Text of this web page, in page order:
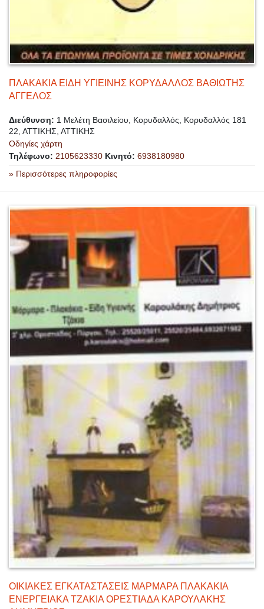
ΠΛΑΚΑΚΙΑ ΕΙΔΗ ΥΓΙΕΙΝΗΣ ΚΟΡΥΔΑΛΛΟΣ ΒΑΘΙΩΤΗΣ
ΑΓΓΕΛΟΣ
Διεύθυνση: 1 Μελέτη Βασιλείου, Κορυδαλλός, Κορυδαλλός 181
22, ΑΤΤΙΚΗΣ, ΑΤΤΙΚΗΣ
Οδηγίες χάρτη
Τηλέφωνο: 2105623330 Κινητό: 6938180980
» Περισσότερες πληροφορίες
ΟΙΚΙΑΚΕΣ ΕΓΚΑΤΑΣΤΑΣΕΙΣ ΜΑΡΜΑΡΑ ΠΛΑΚΑΚΙΑ
ΕΝΕΡΓΕΙΑΚΑ ΤΖΑΚΙΑ ΟΡΕΣΤΙΑΔΑ ΚΑΡΟΥΛΑΚΗΣ